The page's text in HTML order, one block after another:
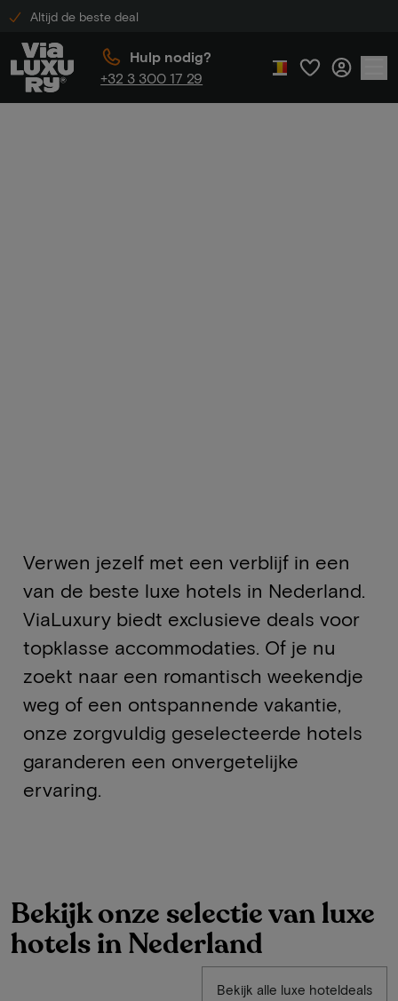
Altijd de beste deal
Hulp nodig?
+32 3 300 17 29
Verwen jezelf met een verblijf in een
van de beste luxe hotels in Nederland.
ViaLuxury biedt exclusieve deals voor
topklasse accommodaties. Of je nu
zoekt naar een romantisch weekendje
weg of een ontspannende vakantie,
onze zorgvuldig geselecteerde hotels
garanderen een onvergetelijke
ervaring.
Bekijk onze selectie van luxe
hotels in Nederland
Bekijk alle luxe hoteldeals